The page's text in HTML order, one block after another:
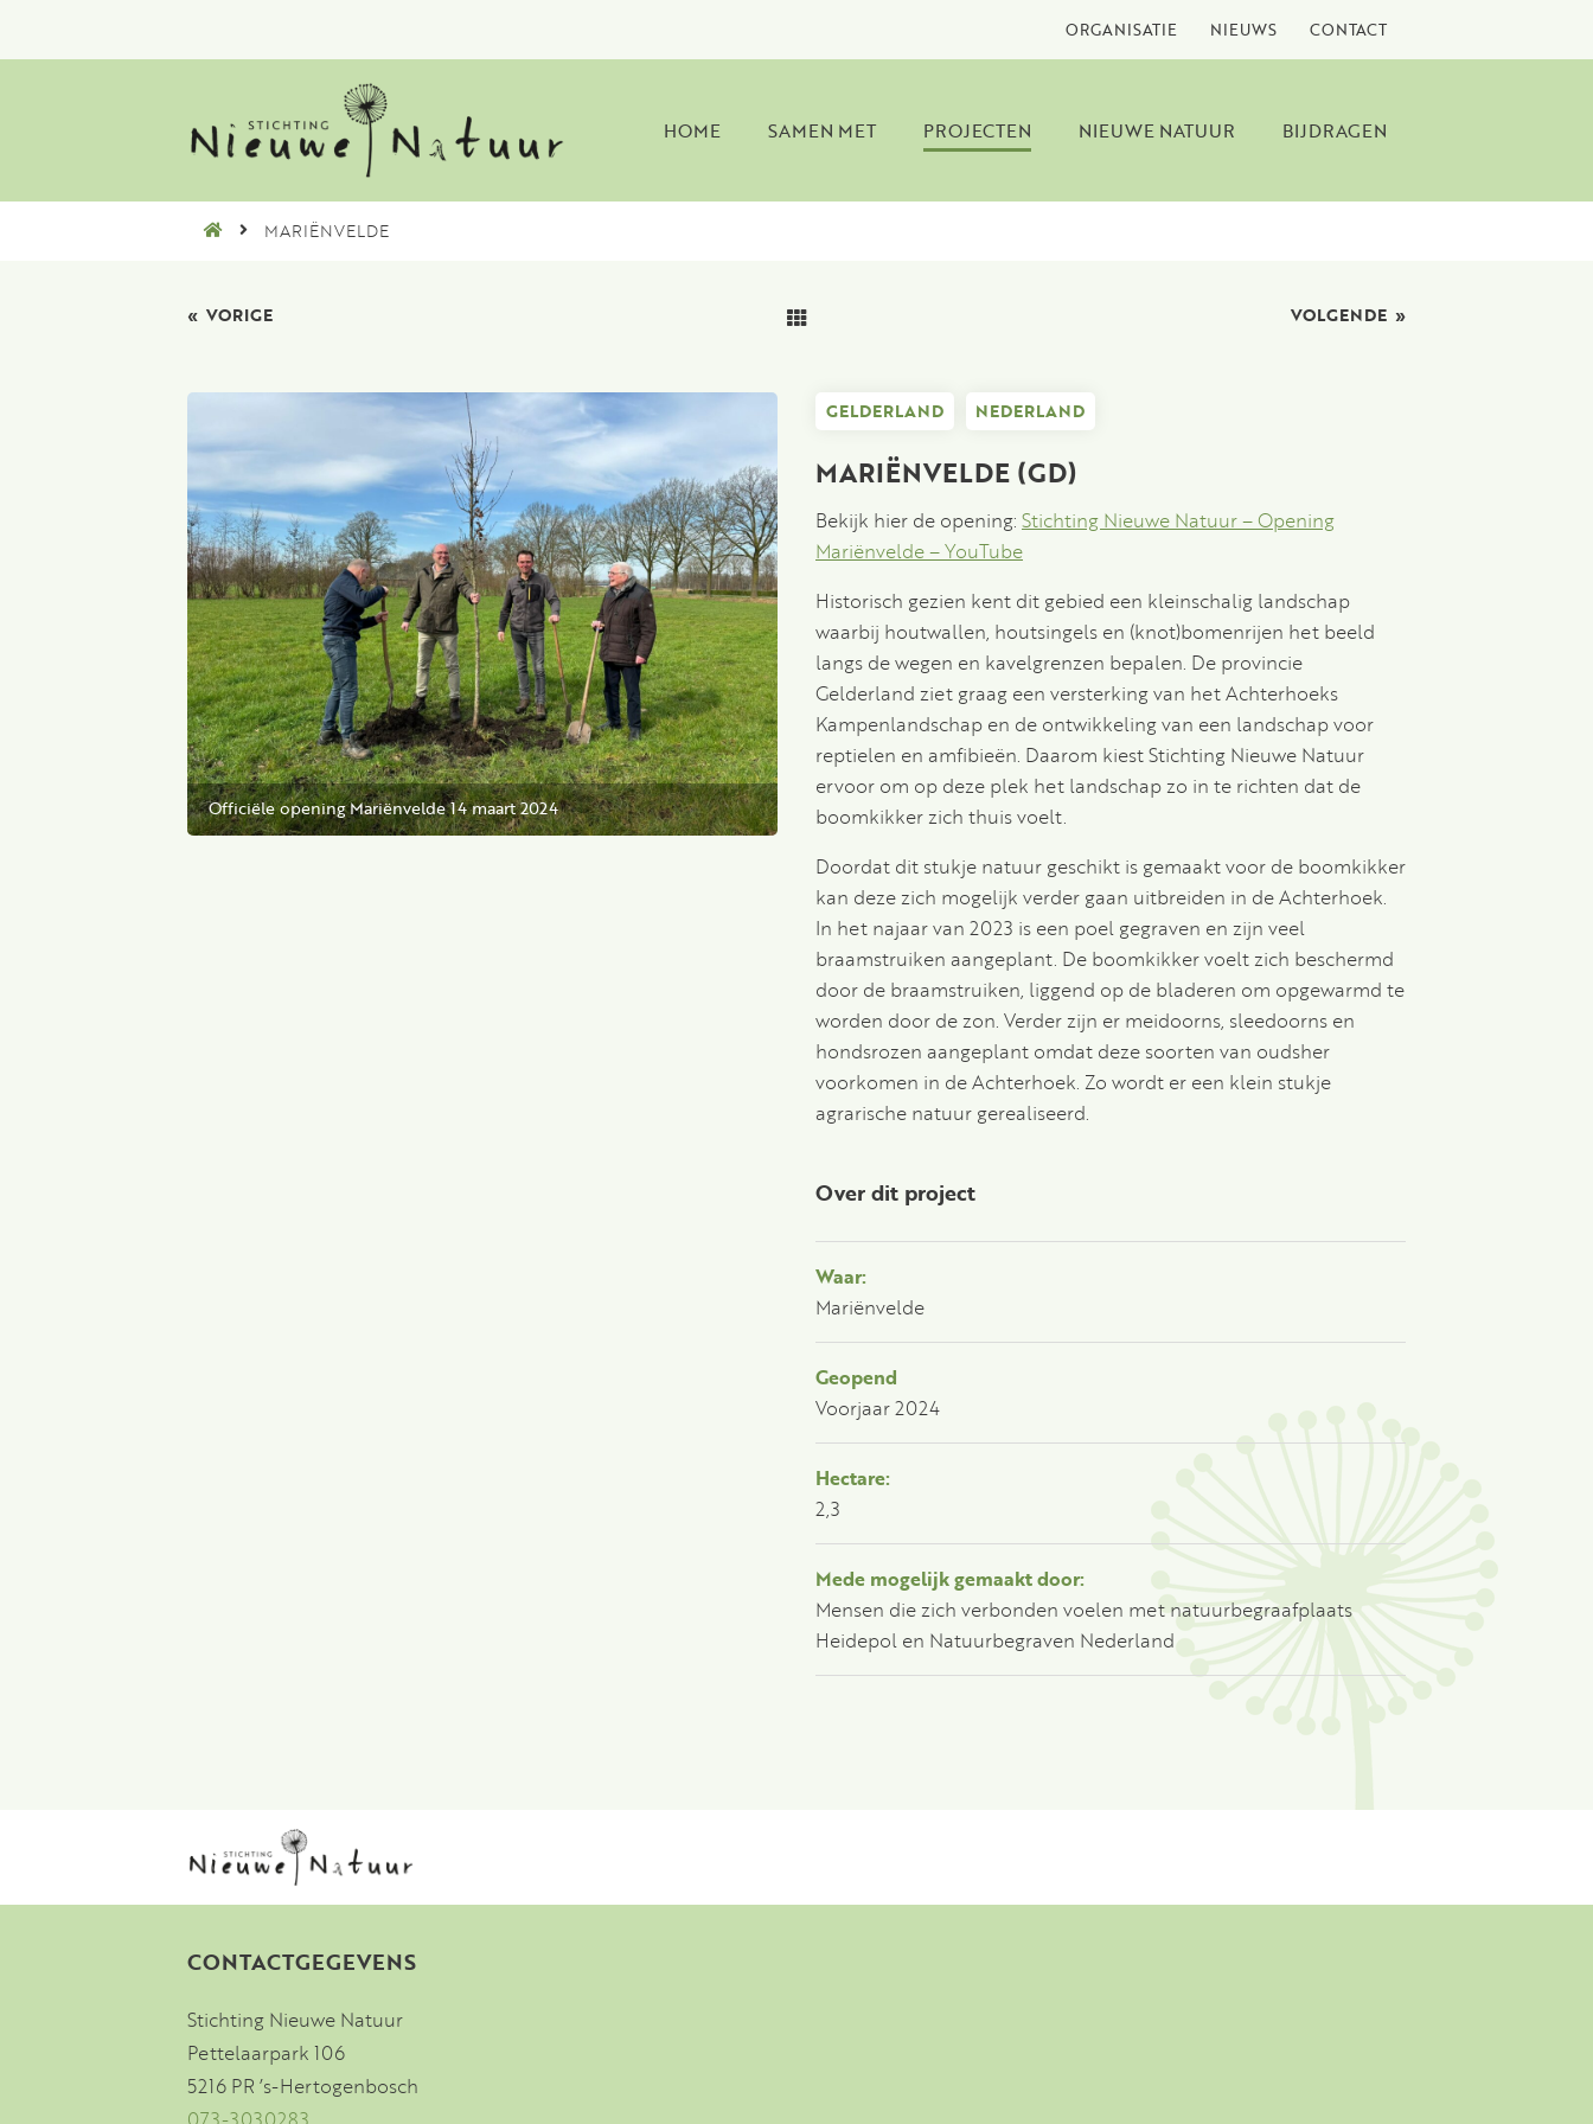
ORGANISATIE NIEUWS CONTACT
HOME SAMEN MET PROJECTEN NIEUWE NATUUR BIJDRAGEN
MARIËNVELDE
« VORIGE VOLGENDE »
Officiële opening Mariënvelde 14 maart 2024
GELDERLAND NEDERLAND
MARIËNVELDE (GD)
Bekijk hier de opening: Stichting Nieuwe Natuur – Opening
Mariënvelde – YouTube
Historisch gezien kent dit gebied een kleinschalig landschap
waarbij houtwallen, houtsingels en (knot)bomenrijen het beeld
langs de wegen en kavelgrenzen bepalen. De provincie
Gelderland ziet graag een versterking van het Achterhoeks
Kampenlandschap en de ontwikkeling van een landschap voor
reptielen en amfibieën. Daarom kiest Stichting Nieuwe Natuur
ervoor om op deze plek het landschap zo in te richten dat de
boomkikker zich thuis voelt.
Doordat dit stukje natuur geschikt is gemaakt voor de boomkikker
kan deze zich mogelijk verder gaan uitbreiden in de Achterhoek.
In het najaar van 2023 is een poel gegraven en zijn veel
braamstruiken aangeplant. De boomkikker voelt zich beschermd
door de braamstruiken, liggend op de bladeren om opgewarmd te
worden door de zon. Verder zijn er meidoorns, sleedoorns en
hondsrozen aangeplant omdat deze soorten van oudsher
voorkomen in de Achterhoek. Zo wordt er een klein stukje
agrarische natuur gerealiseerd.
Over dit project
Waar:
Mariënvelde
Geopend
Voorjaar 2024
Hectare:
2,3
Mede mogelijk gemaakt door:
Mensen die zich verbonden voelen met natuurbegraafplaats
Heidepol en Natuurbegraven Nederland
CONTACTGEGEVENS
Stichting Nieuwe Natuur
Pettelaarpark 106
5216 PR ’s-Hertogenbosch